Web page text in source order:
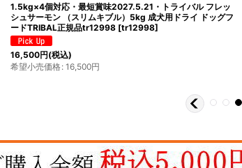
1.5kg×4個対応・最短賞味2027.5.21・トライバル フレッ
シュサーモン （スリムキブル）5kg 成犬用ドライ ドッグフ
ードTRIBAL正規品tr12998 [tr12998]
16,500円(税込)
希望小売価格: 16,500円